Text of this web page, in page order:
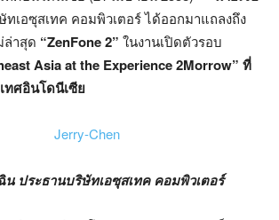
เอซุสเทค คอมพิวเตอร์ ได้ออกมาแถลงถึง
าสุด “ZenFone 2” ในงานเปิดตัวรอบ
Asia at the Experience 2Morrow” ที่
ทศอินโดนีเซีย
น ประธานบริษัทเอซุสเทค คอมพิวเตอร์